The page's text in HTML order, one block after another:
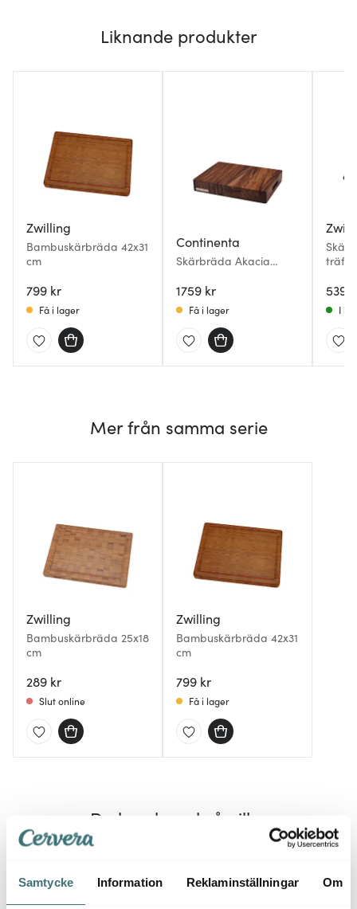
Samtycke Information Reklaminställningar Om
Liknande produkter
Zwilling
Bambuskärbräda 42x31
cm
799 kr
Få i lager
Continenta
Skärbräda Akacia
1759 kr
Få i lager
539
I
Mer från samma serie
Zwilling
Bambuskärbräda 25x18
cm
289 kr
Slut online
Zwilling
Bambuskärbräda 42x31
cm
799 kr
Få i lager
Du kanske också gillar
32%